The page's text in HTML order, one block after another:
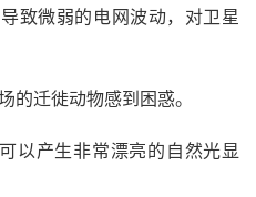
致微弱的电网波动，对卫星
的迁徙动物感到困惑。
以产生非常漂亮的自然光显